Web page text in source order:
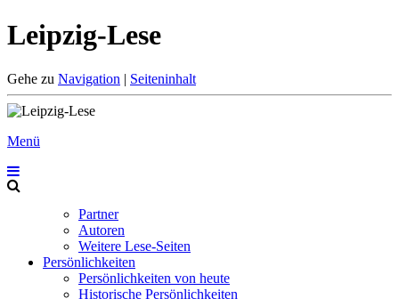
Leipzig-Lese
Gehe zu Navigation | Seiteninhalt
Menü
Partner
Autoren
Weitere Lese-Seiten
Persönlichkeiten
Persönlichkeiten von heute
Historische Persönlichkeiten